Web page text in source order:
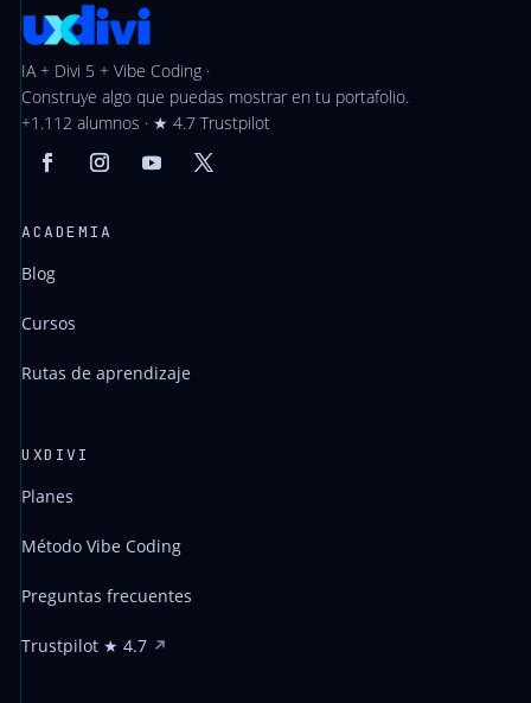
IA + Divi 5 + Vibe Coding ·
Construye algo que puedas mostrar en tu portafolio.
+1.112 alumnos · ★ 4.7 Trustpilot
ACADEMIA
Blog
Cursos
Rutas de aprendizaje
UXDIVI
Planes
Método Vibe Coding
Preguntas frecuentes
Trustpilot ★ 4.7